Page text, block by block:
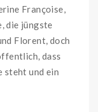
Françoise,
die jüngste
Florent, doch
dass
steht und ein